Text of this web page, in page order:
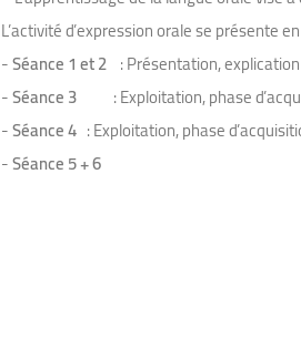
L’activité d’expression orale se présente
-Séance 1 et 2 : Présentation,
-Séance 3 : Exploitation, phase
-Séance 4 : Exploitation, phase
-Séance 5 + 6